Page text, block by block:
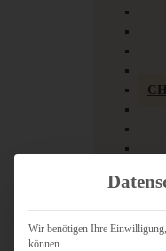
Wir benötigen Ihre
können.